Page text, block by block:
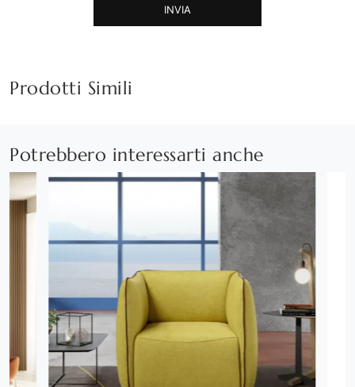
INVIA
Prodotti Simili
Potrebbero interessarti anche